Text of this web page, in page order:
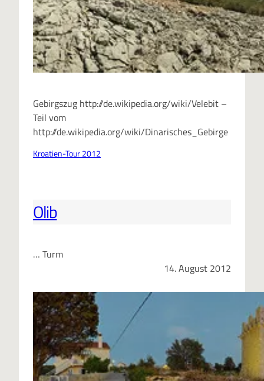
Gebirgszug http://de.wikipedia.org/wiki/Velebit –
Teil vom
http://de.wikipedia.org/wiki/Dinarisches_Gebirge
Kroatien-Tour 2012
Olib
… Turm
14. August 2012